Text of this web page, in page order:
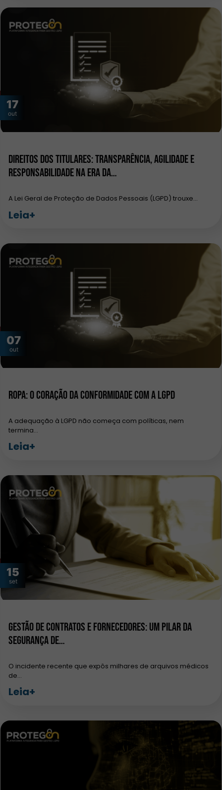
17
out
Direitos dos Titulares: Transparência, Agilidade e
Responsabilidade na Era da…
A Lei Geral de Proteção de Dados Pessoais (LGPD) trouxe…
Leia+
07
out
ROPA: O Coração da Conformidade com a LGPD
A adequação à LGPD não começa com políticas, nem
termina…
Leia+
15
set
Gestão de contratos e fornecedores: um pilar da
segurança de…
O incidente recente que expôs milhares de arquivos médicos
de…
Leia+